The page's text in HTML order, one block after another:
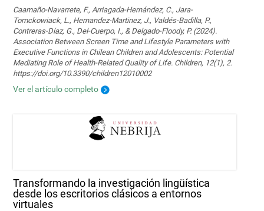
Caamaño-Navarrete, F., Arriagada-Hernández, C., Jara-
Tomckowiack, L., Hernandez-Martinez, J., Valdés-Badilla, P.,
Contreras-Díaz, G., Del-Cuerpo, I., & Delgado-Floody, P. (2024).
Association Between Screen Time and Lifestyle Parameters with
Executive Functions in Chilean Children and Adolescents: Potential
Mediating Role of Health-Related Quality of Life. Children, 12(1), 2.
https://doi.org/10.3390/children12010002
Ver el artículo completo
Transformando la investigación lingüística
desde los escritorios clásicos a entornos
virtuales